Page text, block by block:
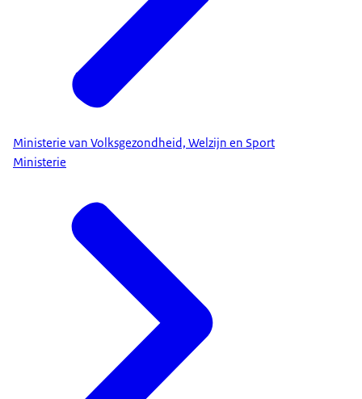
Ministerie van Volksgezondheid, Welzijn en Sport
Ministerie